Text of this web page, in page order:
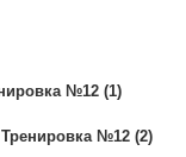
№12 (1)
№12 (2)